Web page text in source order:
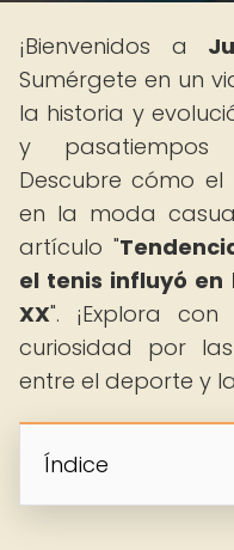
¡Bienvenidos a
Sumérgete en un
la historia y
y pasatiempos
Descubre cómo
en la moda
artículo "
el tenis influyó
XX". ¡Explora
curiosidad por
entre el deporte y
Índice